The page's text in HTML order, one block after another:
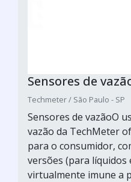
Sensores de
Techmeter / São Paulo - SP
Sensores de vazãoO
vazão da TechMeter
para o consumidor,
versões (para líquidos
virtualmente imune a